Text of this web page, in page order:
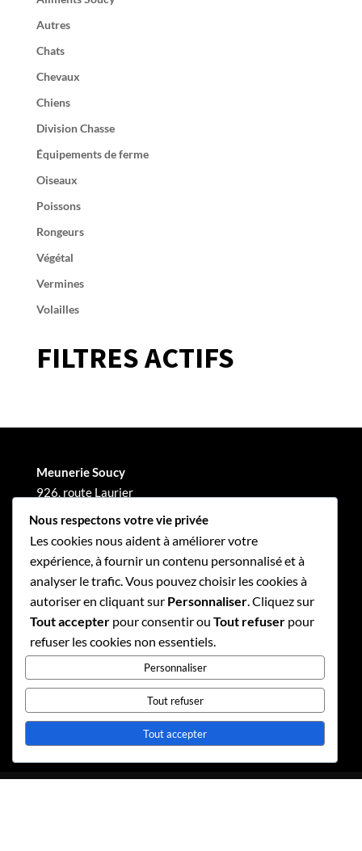
Autres
Chats
Chevaux
Chiens
Division Chasse
Équipements de ferme
Oiseaux
Poissons
Rongeurs
Végétal
Vermines
Volailles
FILTRES ACTIFS
Meunerie Soucy
926, route Laurier
Sainte-Croix
418-926-2424
info@meuneriegsoucy.com
Nous respectons votre vie privée
Les cookies nous aident à améliorer votre
expérience, à fournir un contenu personnalisé et à
analyser le trafic. Vous pouvez choisir les cookies à
autoriser en cliquant sur Personnaliser . Cliquez sur
Tout accepter pour consentir ou Tout refuser pour
refuser les cookies non essentiels.
Personnaliser
Tout refuser
Tout accepter